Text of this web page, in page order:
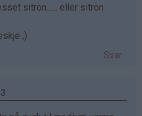
sitron...... eller sitron
;)
Svar